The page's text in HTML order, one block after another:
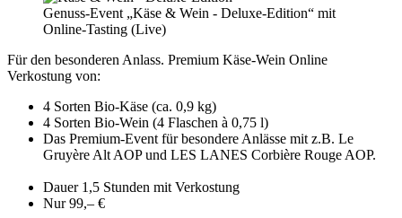
Genuss-Event „Käse & Wein - Deluxe-Edition“ mit
Online-Tasting (Live)
Für den besonderen Anlass. Premium Käse-Wein Online
Verkostung von:
4 Sorten Bio-Käse (ca. 0,9 kg)
4 Sorten Bio-Wein (4 Flaschen à 0,75 l)
Das Premium-Event für besondere Anlässe mit z.B. Le
Gruyère Alt AOP und LES LANES Corbière Rouge AOP.
Dauer 1,5 Stunden mit Verkostung
Nur 99,– €